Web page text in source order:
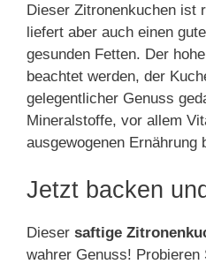
Dieser Zitronenkuchen ist
liefert aber auch einen
gesunden Fetten. Der
beachtet werden, der
gelegentlicher Genuss
Mineralstoffe, vor allem
ausgewogenen Ernährung
Jetzt backen
Dieser saftige
wahrer Genuss! Probieren